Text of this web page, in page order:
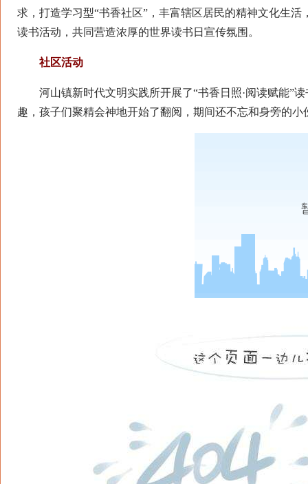
求，打造学习型“书香社区”，丰富辖区居民的精神文化生
读书活动，共同营造浓厚的世界读书日宣传氛围。
社区活动
河山镇新时代文明实践所开展了“书香日照·阅读赋能”
趣，孩子们聚精会神地开始了翻阅，期间还不忘和身旁的